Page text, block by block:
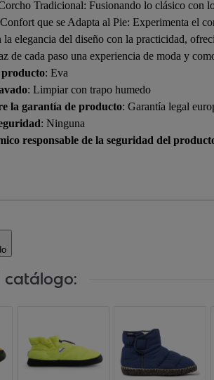
Tradicional: Fusionando lo clásico con
que se Adapta al Pie: Experimenta el
elegancia del diseño con la practicidad,
de cada paso una experiencia de moda y
producto: Eva
: Limpiar con trapo humedo
la garantía de producto: Garantía legal
: Ninguna
responsable de la seguridad del